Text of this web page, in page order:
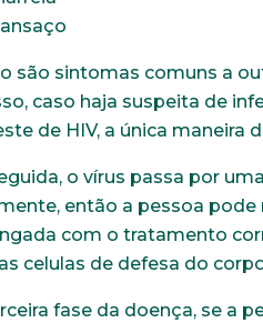
são sintomas comuns a
caso haja suspeita de
de HIV, a única maneira
o vírus passa por
então a pessoa
com o tratamento
celulas de defesa do
fase da doença, se a
Faça parte de
*Campos
Nome completo*